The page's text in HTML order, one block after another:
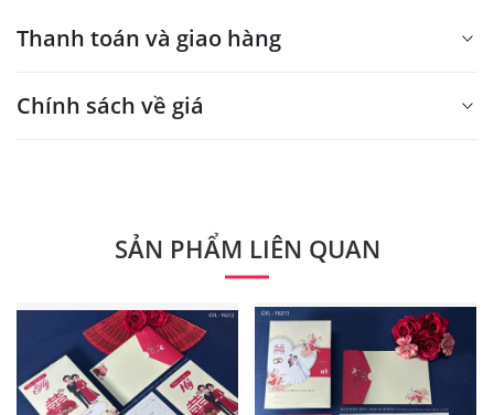
Thanh toán và giao hàng
Chính sách về giá
Quý khách vui lòng liên hệ để có thông tin chính xác.
SẢN PHẨM LIÊN QUAN